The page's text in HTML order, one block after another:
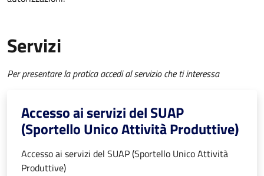
Servizi
Per presentare la pratica accedi al servizio che ti interessa
Accesso ai servizi del SUAP
(Sportello Unico Attività Produttive)
Accesso ai servizi del SUAP (Sportello Unico Attività
Produttive)